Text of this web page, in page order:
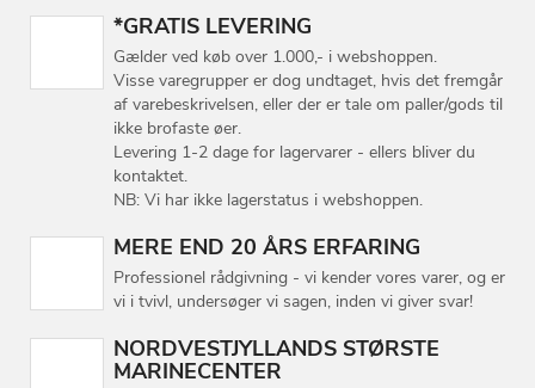
*GRATIS LEVERING
Gælder ved køb over 1.000,- i webshoppen.
Visse varegrupper er dog undtaget, hvis det fremgår
af varebeskrivelsen, eller der er tale om paller/gods til
ikke brofaste øer.
Levering 1-2 dage for lagervarer - ellers bliver du
kontaktet.
NB: Vi har ikke lagerstatus i webshoppen.
MERE END 20 ÅRS ERFARING
Professionel rådgivning - vi kender vores varer, og er
vi i tvivl, undersøger vi sagen, inden vi giver svar!
NORDVESTJYLLANDS STØRSTE
MARINECENTER